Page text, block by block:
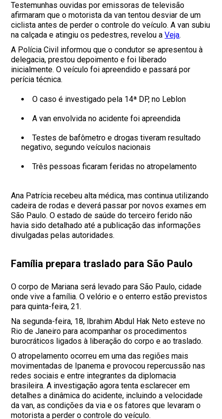
Testemunhas ouvidas por emissoras de televisão
afirmaram que o motorista da van tentou desviar de um
ciclista antes de perder o controle do veículo. A van subiu
na calçada e atingiu os pedestres, revelou aVeja.
A Polícia Civil informou que o condutor se apresentou à
delegacia, prestou depoimento e foi liberado
inicialmente. O veículo foi apreendido e passará por
perícia técnica.
O caso é investigado pela 14ª DP, no Leblon
A van envolvida no acidente foi apreendida
Testes de bafômetro e drogas tiveram resultado
negativo, segundo veículos nacionais
Três pessoas ficaram feridas no atropelamento
Ana Patrícia recebeu alta médica, mas continua utilizando
cadeira de rodas e deverá passar por novos exames em
São Paulo. O estado de saúde do terceiro ferido não
havia sido detalhado até a publicação das informações
divulgadas pelas autoridades.
Família prepara traslado para São Paulo
O corpo de Mariana será levado para São Paulo, cidade
onde vive a família. O velório e o enterro estão previstos
para quinta-feira, 21.
Na segunda-feira, 18, Ibrahim Abdul Hak Neto esteve no
Rio de Janeiro para acompanhar os procedimentos
burocráticos ligados à liberação do corpo e ao traslado.
O atropelamento ocorreu em uma das regiões mais
movimentadas de Ipanema e provocou repercussão nas
redes sociais e entre integrantes da diplomacia
brasileira. A investigação agora tenta esclarecer em
detalhes a dinâmica do acidente, incluindo a velocidade
da van, as condições da via e os fatores que levaram o
motorista a perder o controle do veículo.